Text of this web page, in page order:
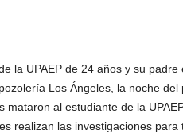
la UPAEP de 24 años y su padre
Los Ángeles, la noche del
al estudiante de la
realizan las investigaciones